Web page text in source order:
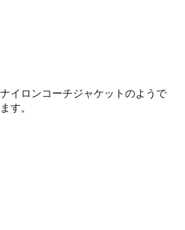
イロンコーチジャケットのようで
す。